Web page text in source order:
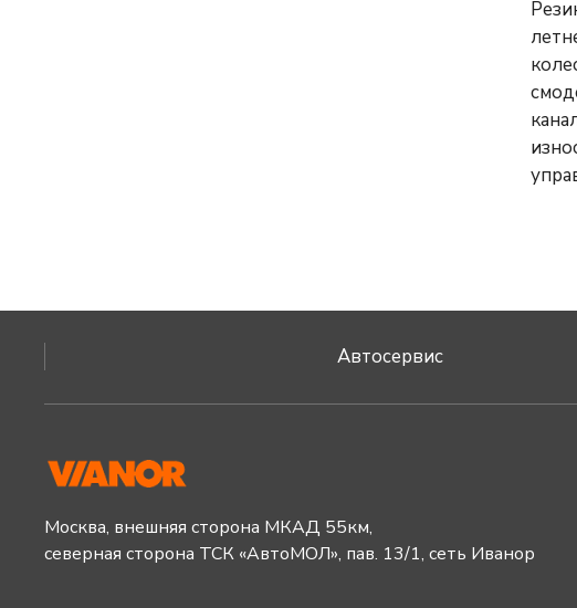
Автосервис
Москва, внешняя сторона МКАД 55км,
северная сторона ТСК «АвтоМОЛ», пав. 13/1, сеть Иванор